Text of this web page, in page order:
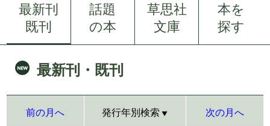
最新刊
既刊
話題
の本
草思社
文庫
本を
探す
最新刊・既刊
前の月へ 発行年別検索 次の月へ